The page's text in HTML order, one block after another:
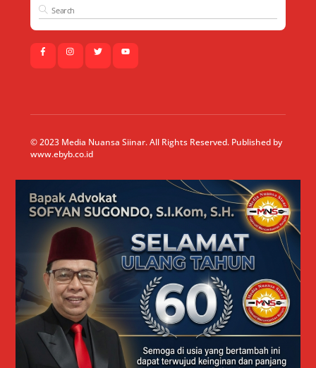
© 2023 Media Nuansa Siinar. All Rights Reserved. Published by
www.ebyb.co.id